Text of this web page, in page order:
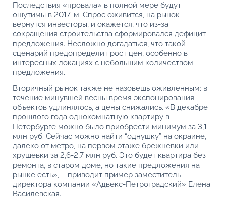
Последствия «провала» в полной мере будут
ощутимы в 2017-м. Спрос оживится, на рынок
вернутся инвесторы, и окажется, что из-за
сокращения строительства сформировался дефицит
предложения. Несложно догадаться, что такой
сценарий предопределит рост цен, особенно в
интересных локациях с небольшим количеством
предложения.
Вторичный рынок также не назовешь оживленным: в
течение минувшей весны время экспонирования
объектов удлинялось, а цены снижались. «В декабре
прошлого года однокомнатную квартиру в
Петербурге можно было приобрести минимум за 3,1
млн руб. Сейчас можно найти “однушку” на окраине,
далеко от метро, на первом этаже брежневки или
хрущевки за 2,6-2,7 млн руб. Это будет квартира без
ремонта, в старом доме, но такие предложения на
рынке есть», – приводит пример заместитель
директора компании «Адвекс-Петроградский» Елена
Василевская.